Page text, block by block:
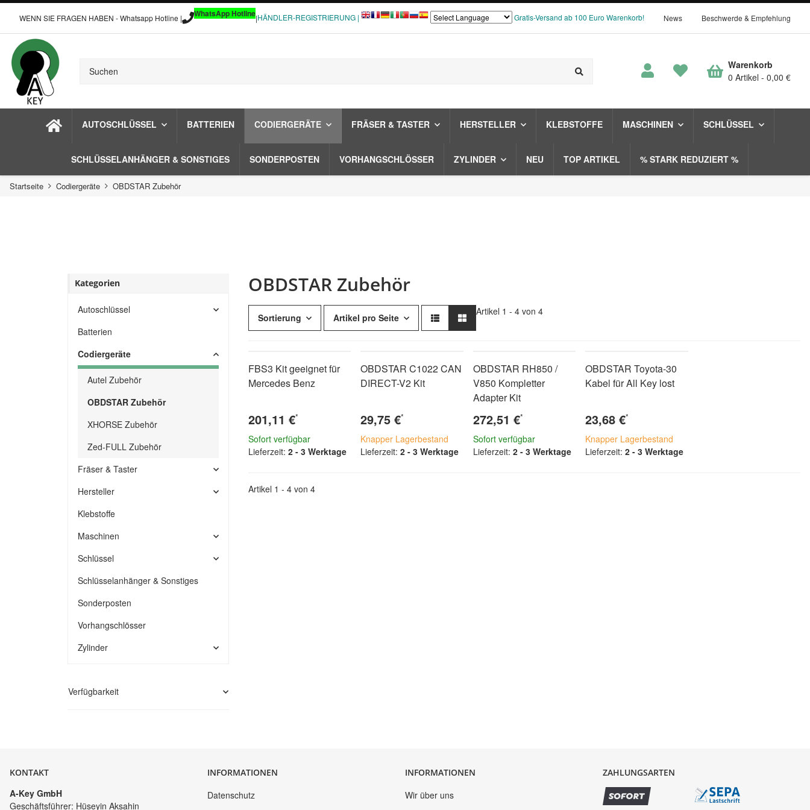
WENN SIE FRAGEN HABEN - Whatsapp Hotline | WhatsApp Hotline|HÄNDLER-REGISTRIERUNG | Gratis-Versand ab 100 Euro Warenkorb! News Beschwerde & Empfehlung
AUTOSCHLÜSSEL BATTERIEN CODIERGERÄTE FRÄSER & TASTER HERSTELLER KLEBSTOFFE MASCHINEN SCHLÜSSEL
SCHLÜSSELANHÄNGER & SONSTIGES SONDERPOSTEN VORHANGSCHLÖSSER ZYLINDER NEU TOP ARTIKEL % STARK REDUZIERT %
Warenkorb
0 Artikel
0,00 €
Startseite Codiergeräte OBDSTAR Zubehör
OBDSTAR Zubehör
Sortierung Artikel pro Seite
Artikel 1 - 4 von 4
FBS3 Kit geeignet für
Mercedes Benz
201,11 €*
Sofort verfügbar
Lieferzeit: 2 - 3 Werktage
OBDSTAR C1022 CAN
DIRECT-V2 Kit
29,75 €*
Knapper Lagerbestand
Lieferzeit: 2 - 3 Werktage
OBDSTAR RH850 /
V850 Kompletter
Adapter Kit
272,51 €*
Sofort verfügbar
Lieferzeit: 2 - 3 Werktage
OBDSTAR Toyota-30
Kabel für All Key lost
23,68 €*
Knapper Lagerbestand
Lieferzeit: 2 - 3 Werktage
Artikel 1 - 4 von 4
Kategorien
Autoschlüssel
Batterien
Codiergeräte
Autel Zubehör
OBDSTAR Zubehör
XHORSE Zubehör
Zed-FULL Zubehör
Fräser & Taster
Hersteller
Klebstoffe
Maschinen
Schlüssel
Schlüsselanhänger & Sonstiges
Sonderposten
Vorhangschlösser
Zylinder
Verfügbarkeit
KONTAKT
A-Key GmbH
Geschäftsführer: Hüseyin Aksahin
INFORMATIONEN
Datenschutz
INFORMATIONEN
Wir über uns
ZAHLUNGSARTEN